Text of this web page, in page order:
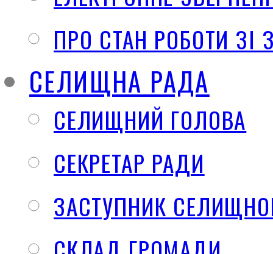
ПРО СТАН РОБОТИ
СЕЛИЩНА РАДА
СЕЛИЩНИЙ ГОЛОВА
СЕКРЕТАР РАДИ
ЗАСТУПНИК